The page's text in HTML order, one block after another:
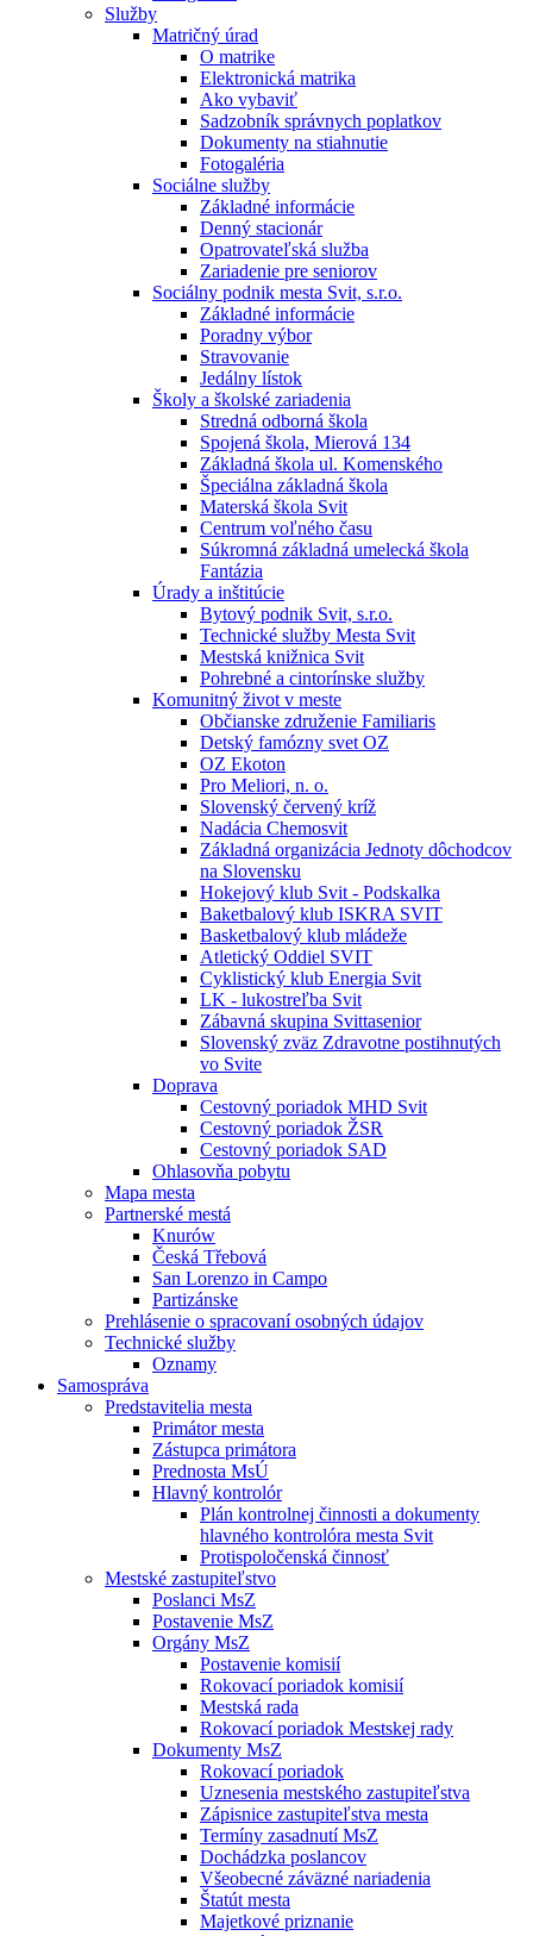
Služby
Matričný úrad
O matrike
Elektronická matrika
Ako vybaviť
Sadzobník správnych poplatkov
Dokumenty na stiahnutie
Fotogaléria
Sociálne služby
Základné informácie
Denný stacionár
Opatrovateľská služba
Zariadenie pre seniorov
Sociálny podnik mesta Svit, s.r.o.
Základné informácie
Poradny výbor
Stravovanie
Jedálny lístok
Školy a školské zariadenia
Stredná odborná škola
Spojená škola, Mierová 134
Základná škola ul. Komenského
Špeciálna základná škola
Materská škola Svit
Centrum voľného času
Súkromná základná umelecká škola
Fantázia
Úrady a inštitúcie
Bytový podnik Svit, s.r.o.
Technické služby Mesta Svit
Mestská knižnica Svit
Pohrebné a cintorínske služby
Komunitný život v meste
Občianske združenie Familiaris
Detský famózny svet OZ
OZ Ekoton
Pro Meliori, n. o.
Slovenský červený kríž
Nadácia Chemosvit
Základná organizácia Jednoty dôchodcov
na Slovensku
Hokejový klub Svit - Podskalka
Baketbalový klub ISKRA SVIT
Basketbalový klub mládeže
Atletický Oddiel SVIT
Cyklistický klub Energia Svit
LK - lukostreľba Svit
Zábavná skupina Svittasenior
Slovenský zväz Zdravotne postihnutých
vo Svite
Doprava
Cestovný poriadok MHD Svit
Cestovný poriadok ŽSR
Cestovný poriadok SAD
Ohlasovňa pobytu
Mapa mesta
Partnerské mestá
Knurów
Česká Třebová
San Lorenzo in Campo
Partizánske
Prehlásenie o spracovaní osobných údajov
Technické služby
Oznamy
Samospráva
Predstavitelia mesta
Primátor mesta
Zástupca primátora
Prednosta MsÚ
Hlavný kontrolór
Plán kontrolnej činnosti a dokumenty
hlavného kontrolóra mesta Svit
Protispoločenská činnosť
Mestské zastupiteľstvo
Poslanci MsZ
Postavenie MsZ
Orgány MsZ
Postavenie komisií
Rokovací poriadok komisií
Mestská rada
Rokovací poriadok Mestskej rady
Dokumenty MsZ
Rokovací poriadok
Uznesenia mestského zastupiteľstva
Zápisnice zastupiteľstva mesta
Termíny zasadnutí MsZ
Dochádzka poslancov
Všeobecné záväzné nariadenia
Štatút mesta
Majetkové priznanie